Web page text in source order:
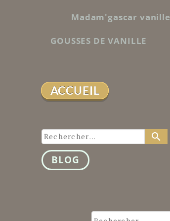
ACCUEIL
Madam'gascar vanille
GOUSSES DE VANILLE
BLOG
search